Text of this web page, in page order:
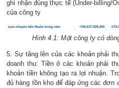
ghi nhận đúng thực tế (Under-billing/
của công ty
Hình 4.1: Một công ty có
5. Sự tăng lên của các khoản phải
doanh thu: Tiền ở các khoản phải
khoản tiền không tạo ra lợi nhuận.
đủ hàng tồn kho để đáp ứng các đơn